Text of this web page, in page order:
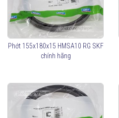
Phớt 155x180x15 HMSA10 RG SKF
chính hãng